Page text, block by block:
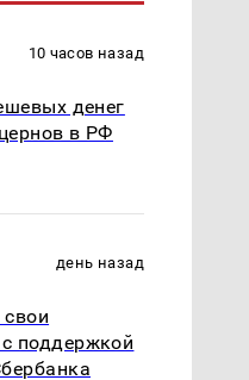
10 часов назад
денег
в РФ
день назад
поддержкой